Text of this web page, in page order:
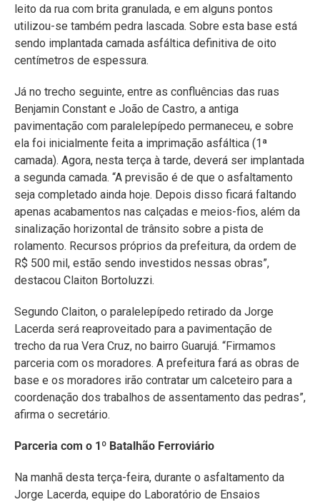
leito da rua com brita granulada, e em alguns pontos
utilizou-se também pedra lascada. Sobre esta base está
sendo implantada camada asfáltica definitiva de oito
centímetros de espessura.
Já no trecho seguinte, entre as confluências das ruas
Benjamin Constant e João de Castro, a antiga
pavimentação com paralelepípedo permaneceu, e sobre
ela foi inicialmente feita a imprimação asfáltica (1ª
camada). Agora, nesta terça à tarde, deverá ser implantada
a segunda camada. “A previsão é de que o asfaltamento
seja completado ainda hoje. Depois disso ficará faltando
apenas acabamentos nas calçadas e meios-fios, além da
sinalização horizontal de trânsito sobre a pista de
rolamento. Recursos próprios da prefeitura, da ordem de
R$ 500 mil, estão sendo investidos nessas obras”,
destacou Claiton Bortoluzzi.
Segundo Claiton, o paralelepípedo retirado da Jorge
Lacerda será reaproveitado para a pavimentação de
trecho da rua Vera Cruz, no bairro Guarujá. “Firmamos
parceria com os moradores. A prefeitura fará as obras de
base e os moradores irão contratar um calceteiro para a
coordenação dos trabalhos de assentamento das pedras”,
afirma o secretário.
Parceria com o 1º Batalhão Ferroviário
Na manhã desta terça-feira, durante o asfaltamento da
Jorge Lacerda, equipe do Laboratório de Ensaios